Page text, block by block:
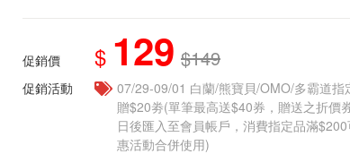
促銷價 $ 129 $149
促銷活動
07/29-09/01 白蘭/熊寶貝/OMO/多霸道指
贈$20劵(單筆最高送$40券，贈送之折價
日後匯入至會員帳戶，消費指定品滿
惠活動合併使用)